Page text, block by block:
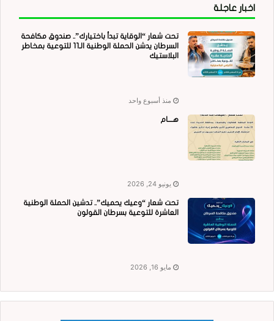
اخبار عاجلة
تحت شعار “الوقاية تبدأ باختيارك”.. صندوق مكافحة
السرطان يدشن الحملة الوطنية الـ11 للتوعية بمخاطر
البلاستيك
منذ أسبوع واحد
هــــام
يونيو 24, 2026
تحت شعار “وعيك يحميك”.. تدشين الحملة الوطنية
العاشرة للتوعية بسرطان القولون
مايو 16, 2026